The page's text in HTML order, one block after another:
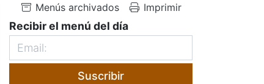
Menús archivados Imprimir
Recibir el menú del día
Suscribir